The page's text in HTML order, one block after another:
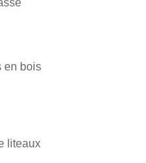
en bois
liteaux